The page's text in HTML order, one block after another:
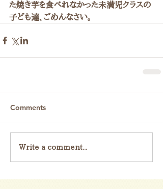
た焼き芋を食べれなかった未満児クラスの
子ども達、ごめんなさい。
Comments
Write a comment...